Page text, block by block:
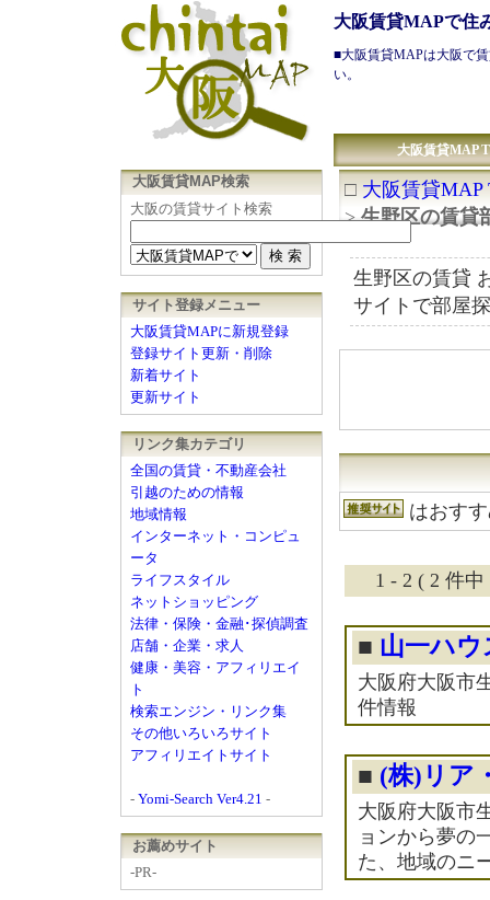
大阪賃貸MAPで住
■大阪賃貸MAPは大阪で
い。
大阪賃貸MAP
□大阪賃貸MAP
>生野区の賃貸
生野区の賃貸
サイトで部屋
はおす
1 - 2 ( 2 件中
■ 山一ハウ
大阪府大阪市
件情報
■ (株)リア
大阪府大阪市
ョンから夢の
た、地域のニ
大阪賃貸MAP検索
大阪の賃貸サイト検索
サイト登録メニュー
大阪賃貸MAPに新規登録
登録サイト更新・削除
新着サイト
更新サイト
リンク集カテゴリ
全国の賃貸・不動産会社
引越のための情報
地域情報
インターネット・コンピュ
ータ
ライフスタイル
ネットショッピング
法律・保険・金融･探偵調査
店舗・企業・求人
健康・美容・アフィリエイ
ト
検索エンジン・リンク集
その他いろいろサイト
アフィリエイトサイト
- Yomi-Search Ver4.21 -
お薦めサイト
-PR-